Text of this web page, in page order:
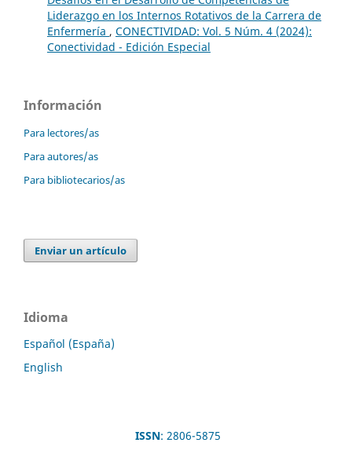
Liderazgo en los Internos Rotativos de la Carrera de
Enfermería , CONECTIVIDAD: Vol. 5 Núm. 4 (2024):
Conectividad - Edición Especial
Información
Para lectores/as
Para autores/as
Para bibliotecarios/as
Enviar un artículo
Idioma
Español (España)
English
ISSN: 2806-5875